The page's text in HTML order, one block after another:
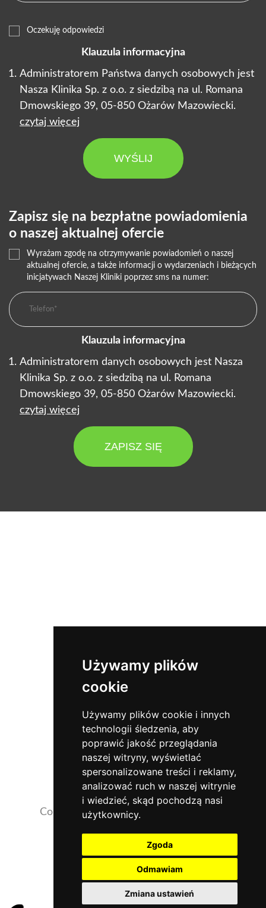
Używamy plików
cookie
Używamy plików cookie i innych
technologii śledzenia, aby
poprawić jakość przeglądania
naszej witryny, wyświetlać
spersonalizowane treści i reklamy,
analizować ruch w naszej witrynie
i wiedzieć, skąd pochodzą nasi
użytkownicy.
Zgoda
Odmawiam
Zmiana ustawień
Oczekuję odpowiedzi
Klauzula informacyjna
Administratorem Państwa danych osobowych jest
Nasza Klinika Sp. z o.o. z siedzibą na ul. Romana
Dmowskiego 39, 05-850 Ożarów Mazowiecki.
czytaj więcej
WYŚLIJ
Zapisz się na bezpłatne powiadomienia
o naszej aktualnej ofercie
Wyrażam zgodę na otrzymywanie powiadomień o naszej
aktualnej ofercie, a także informacji o wydarzeniach i bieżących
inicjatywach Naszej Kliniki poprzez sms na numer:
Klauzula informacyjna
Administratorem danych osobowych jest Nasza
Klinika Sp. z o.o. z siedzibą na ul. Romana
Dmowskiego 39, 05-850 Ożarów Mazowiecki.
czytaj więcej
ZAPISZ SIĘ
Copyrights 2026 ©NaszaKlinika.com.pl
Działalność szkoleniowa i naukowa
Rekrutacja
Polityka prywatności i pliki Cookies